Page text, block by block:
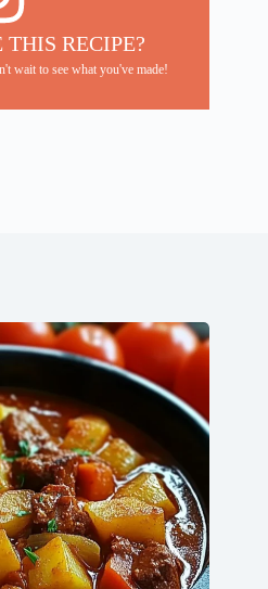
RECIPE?
wait to see what you've made!